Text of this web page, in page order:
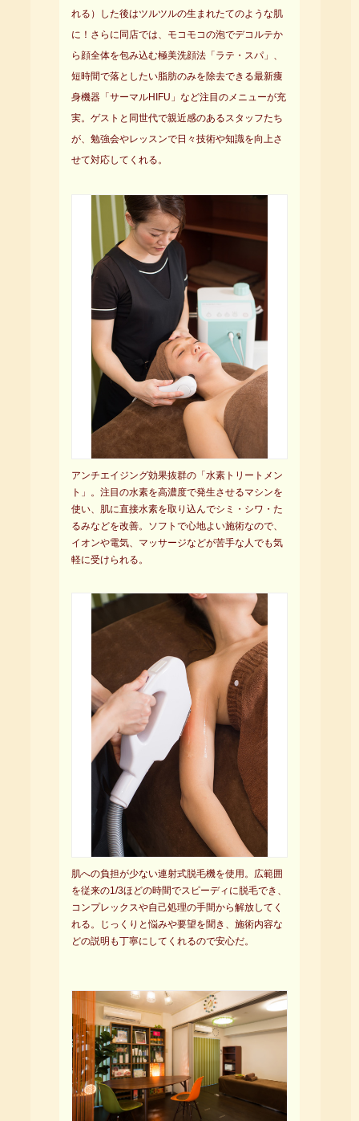
れる）した後はツルツルの生まれたてのような肌
に！さらに同店では、モコモコの泡でデコルテか
ら顔全体を包み込む極美洗顔法「ラテ・スパ」、
短時間で落としたい脂肪のみを除去できる最新痩
身機器「サーマルHIFU」など注目のメニューが充
実。ゲストと同世代で親近感のあるスタッフたち
が、勉強会やレッスンで日々技術や知識を向上さ
せて対応してくれる。
アンチエイジング効果抜群の「水素トリートメン
ト」。注目の水素を高濃度で発生させるマシンを
使い、肌に直接水素を取り込んでシミ・シワ・た
るみなどを改善。ソフトで心地よい施術なので、
イオンや電気、マッサージなどが苦手な人でも気
軽に受けられる。
肌への負担が少ない連射式脱毛機を使用。広範囲
を従来の1/3ほどの時間でスピーディに脱毛でき、
コンプレックスや自己処理の手間から解放してく
れる。じっくりと悩みや要望を聞き、施術内容な
どの説明も丁寧にしてくれるので安心だ。